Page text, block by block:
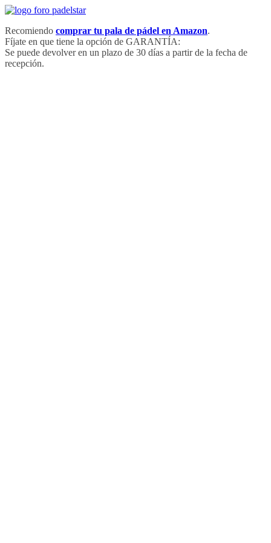
Saltar
contenido
Recomiendo comprar tu pala de pádel en Amazon.
Fíjate en que tiene la opción de GARANTÍA:
Se puede devolver en un plazo de 30 días a partir de la fecha de
recepción.